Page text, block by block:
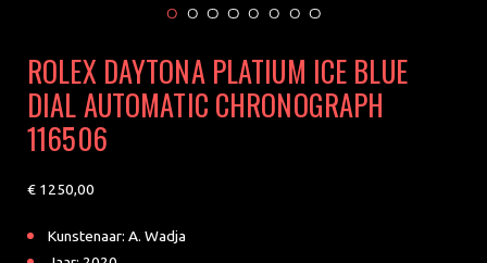
ROLEX DAYTONA PLATIUM ICE BLUE
DIAL AUTOMATIC CHRONOGRAPH
116506
1250
Kunstenaar: A. Wadja